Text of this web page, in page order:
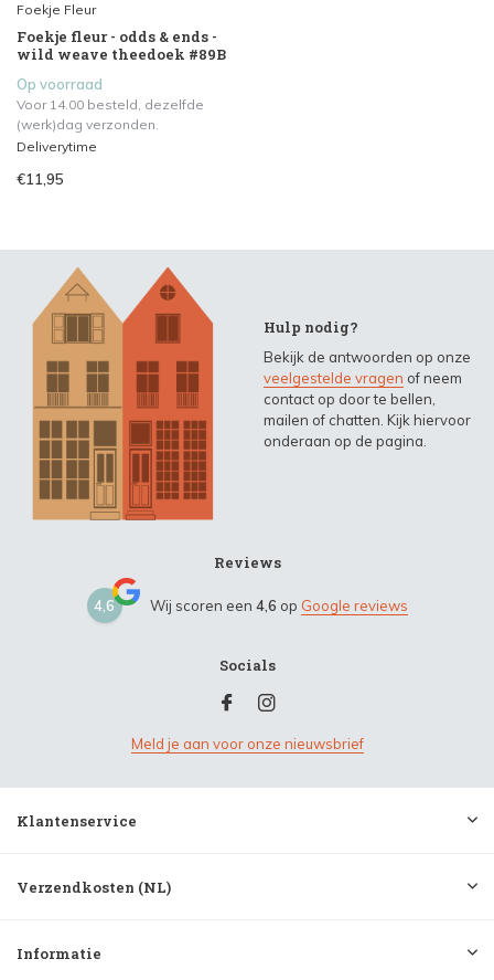
Foekje Fleur
Foekje fleur - odds & ends -
wild weave theedoek #89B
Op voorraad
Voor 14.00 besteld, dezelfde
(werk)dag verzonden.
Deliverytime
€11,95
Hulp nodig?
Bekijk de antwoorden op onze
veelgestelde vragen of neem
contact op door te bellen,
mailen of chatten. Kijk hiervoor
onderaan op de pagina.
Reviews
4,6 Wij scoren een 4,6 op Google reviews
Socials
Meld je aan voor onze nieuwsbrief
Klantenservice
Verzendkosten (NL)
Informatie